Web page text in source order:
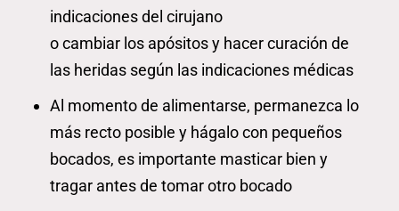
indicaciones del cirujano
o cambiar los apósitos y hacer curación de
las heridas según las indicaciones médicas
Al momento de alimentarse, permanezca lo
más recto posible y hágalo con pequeños
bocados, es importante masticar bien y
tragar antes de tomar otro bocado